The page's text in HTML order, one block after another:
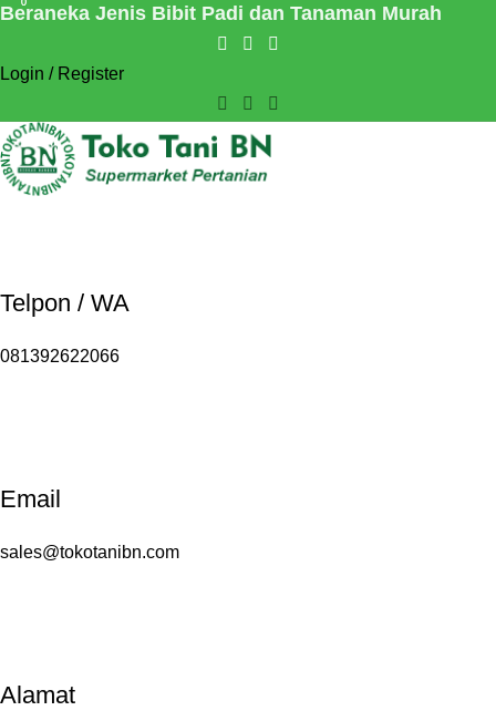
Beraneka Jenis Bibit Padi dan Tanaman Murah
Login / Register
Telpon / WA
081392622066
Email
sales@tokotanibn.com
Alamat
0
0